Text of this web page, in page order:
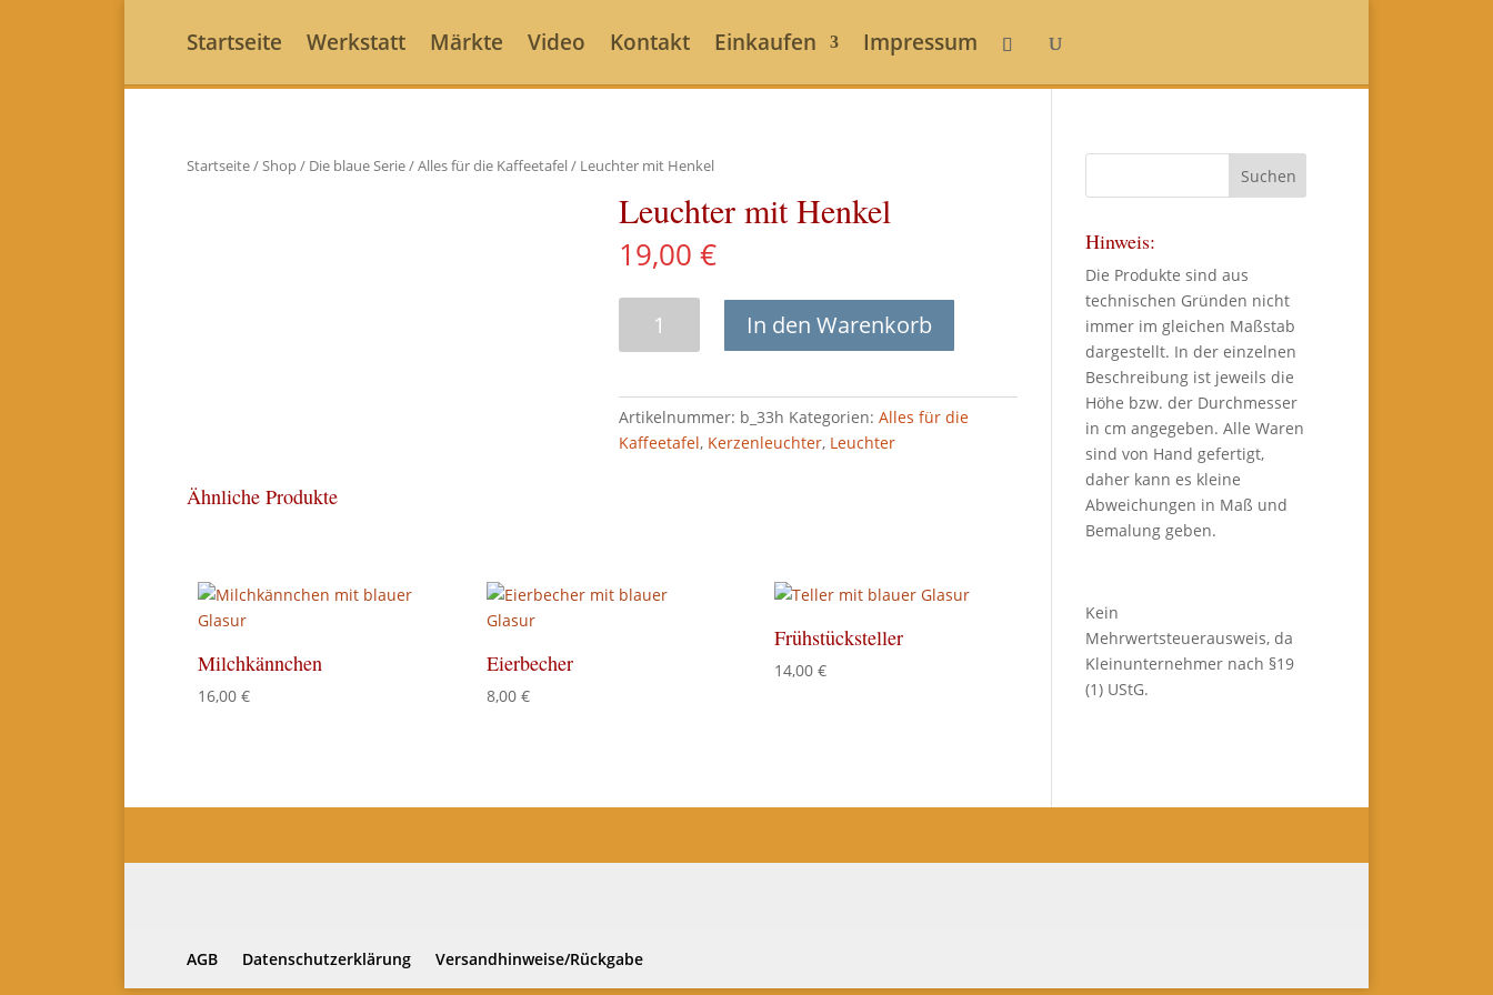
Startseite Werkstatt Märkte Video Kontakt Einkaufen Impressum
Startseite/Shop/ Die blaue Serie/Alles für die Kaffeetafel/ Leuchter mit Henkel
Leuchter mit Henkel
19,00€
In den Warenkorb
Artikelnummer: b_33h Kategorien:Alles für die
Kaffeetafel, Kerzenleuchter, Leuchter
Ähnliche Produkte
Milchkännchen
16,00 €
Eierbecher
8,00 €
Frühstücksteller
14,00€
Hinweis:
Die Produkte sind aus
technischen Gründen nicht
immer im gleichen Maßstab
dargestellt. In der einzelnen
Beschreibung ist jeweils die
Höhe bzw. der Durchmesser
in cm angegeben. Alle Waren
sind von Hand gefertigt,
daher kann es kleine
Abweichungen in Maß und
Bemalung geben.
Kein
Mehrwertsteuerausweis, da
Kleinunternehmer nach §19
(1) UStG.
AGB Datenschutzerklärung Versandhinweise/Rückgabe